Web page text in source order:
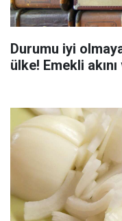
Durumu iyi
ülke! Emekli